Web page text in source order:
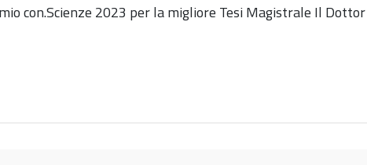
con.Scienze 2023 per la migliore Tesi Magistrale Il